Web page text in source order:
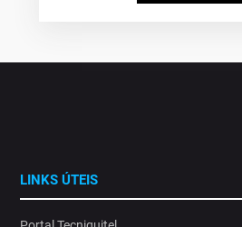
LINKS ÚTEIS